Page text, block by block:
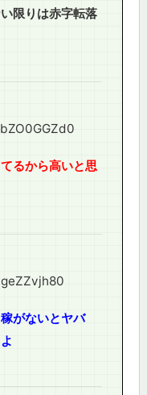
限りは赤字転落
るから高いと思
がないとヤバ